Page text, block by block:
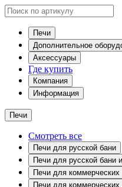
Печи
Дополнительное
Аксессуары
Где купить
Компания
Информация
Печи
Смотреть все
Печи для русской бани
Печи для русской бани
Печи для коммерческих
Печи для коммерческих